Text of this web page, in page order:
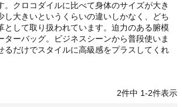
。クロコダイルに比べて身体のサイズが大き
し大きいというくらいの違いしかなく、どち
として取り扱われています。迫力のある腑模
ターバッグ。ビジネスシーンから普段使いま
るだけでスタイルに高級感をプラスしてくれ
2件中 1-2件表示